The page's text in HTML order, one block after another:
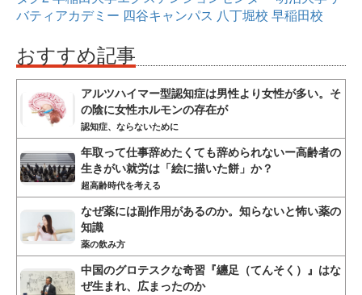
バティアカデミー 四谷キャンパス 八丁堀校 早稲田校
おすすめ記事
アルツハイマー型認知症は男性より女性が多い。そ
の陰に女性ホルモンの存在が
認知症、ならないために
年取って仕事辞めたくても辞められないー高齢者の
生きがい就労は「絵に描いた餅」か？
超高齢時代を考える
なぜ薬には副作用があるのか。知らないと怖い薬の
知識
薬の飲み方
中国のグロテスクな奇習『纏足（てんそく）』はな
ぜ生まれ、広まったのか